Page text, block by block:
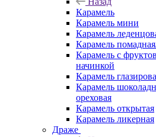
Карамель
Карамель мини
Карамель
Карамель
Карамель с
начинкой
Карамель
Карамель
ореховая
Карамель открытая
Карамель ликерная
Драже